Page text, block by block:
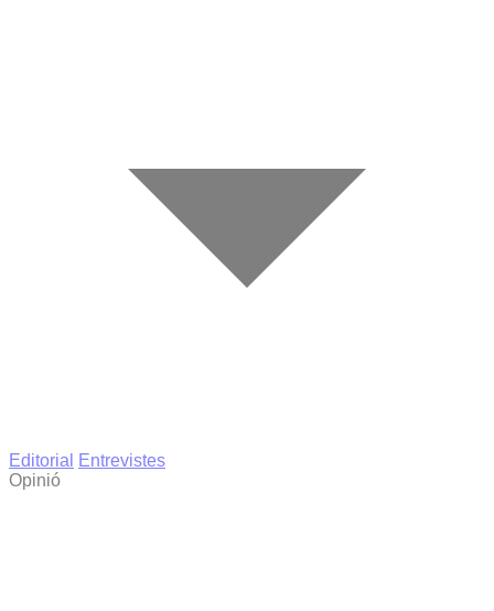
Editorial
Entrevistes
Opinió